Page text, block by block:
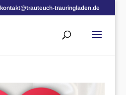
kontakt@trauteuch-trauringladen.de